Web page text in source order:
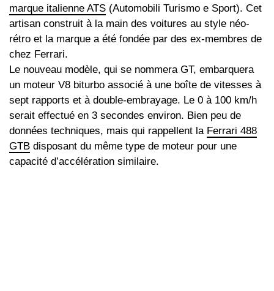
marque italienne ATS (Automobili Turismo e Sport). Cet
artisan construit à la main des voitures au style néo-
rétro et la marque a été fondée par des ex-membres de
chez Ferrari.
Le nouveau modèle, qui se nommera GT, embarquera
un moteur V8 biturbo associé à une boîte de vitesses à
sept rapports et à double-embrayage. Le 0 à 100 km/h
serait effectué en 3 secondes environ. Bien peu de
données techniques, mais qui rappellent la Ferrari 488
GTB disposant du même type de moteur pour une
capacité d’accélération similaire.